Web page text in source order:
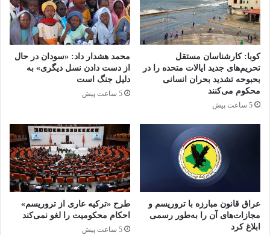
رهبر میانمارتصدیق كرد كه ممکن است از نیروی
نظامی نامتناسب استفاده شده و غیرنظامیان كشته
شده باشند، اما گفت این اقدامات به معنای نسل
كشی نبوده است. «مطمئناً تحت این شرایط،
انگیزه نسل‌کشی نمی‌تواند تنها فرضیه موجود
باشد. آیا یک کشور می‌تواند هم انگیزه نسل‌کشی
داشته باشد و هم به طور فعال سربازان و
افسرانی را که متهم به تخطی هستند، مورد تحقیق،
پیگرد و مجازات قرار دهد؟»
کوبا: کارشناسان مستقل
تحریم‌های جدید ایالات متحده را در
بحبوحه تشدید بحران انسانی
محکوم می‌کنند
5 ساعت پیش
محمد هشدار داد: «سودان در حال
از دست دادن نسل دیگری» به
دلیل جنگ است
5 ساعت پیش
عراق قانون مبارزه با تروریسم و
مجازات‌های آن را به‌طور رسمی
ابلاغ کرد
طرح «ترکیه عاری از تروریسم»
احکام محکومیت را لغو نمی‌کند
5 ساعت پیش